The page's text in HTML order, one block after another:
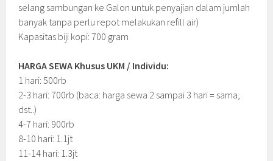
selang sambungan ke Galon untuk penyajian dalam jumlah
banyak tanpa perlu repot melakukan refill air)
Kapasitas biji kopi: 700 gram
HARGA SEWA Khusus UKM / Individu:
1 hari: 500rb
2-3 hari: 700rb (baca: harga sewa 2 sampai 3 hari = sama,
dst..)
4-7 hari: 900rb
8-10 hari: 1.1jt
11-14 hari: 1.3jt